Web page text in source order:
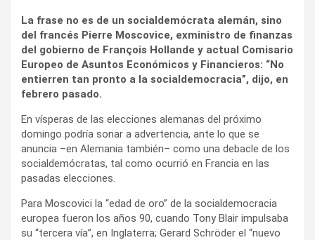
La frase no es de un socialdemócrata alemán, sino
del francés Pierre Moscovice, exministro de finanzas
del gobierno de François Hollande y actual Comisario
Europeo de Asuntos Económicos y Financieros: “No
entierren tan pronto a la socialdemocracia”, dijo, en
febrero pasado.
En vísperas de las elecciones alemanas del próximo
domingo podría sonar a advertencia, ante lo que se
anuncia –en Alemania también– como una debacle de los
socialdemócratas, tal como ocurrió en Francia en las
pasadas elecciones.
Para Moscovici la “edad de oro” de la socialdemocracia
europea fueron los años 90, cuando Tony Blair impulsaba
su “tercera vía”, en Inglaterra; Gerard Schröder el “nuevo